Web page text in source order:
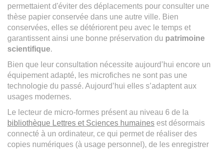
permettaient d'éviter des déplacements pour consulter une
thèse papier conservée dans une autre ville. Bien
conservées, elles se détériorent peu avec le temps et
garantissent ainsi une bonne préservation du patrimoine
scientifique.
Bien que leur consultation nécessite aujourd’hui encore un
équipement adapté, les microfiches ne sont pas une
technologie du passé. Aujourd’hui elles s’adaptent aux
usages modernes.
Le lecteur de micro-formes présent au niveau 6 de la
bibliothèque Lettres et Sciences humaines est désormais
connecté à un ordinateur, ce qui permet de réaliser des
copies numériques (à usage personnel), de les enregistrer